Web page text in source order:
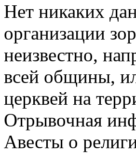
Нет никаких
организации
неизвестно,
всей общины,
церквей на
Отрывочная
Авесты о